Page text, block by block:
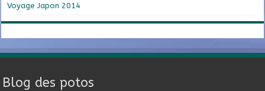
Voyage Japon 2014
Blog des potos